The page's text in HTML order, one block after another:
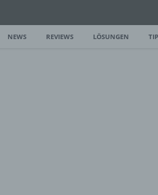
NEWS REVIEWS LÖSUNGEN